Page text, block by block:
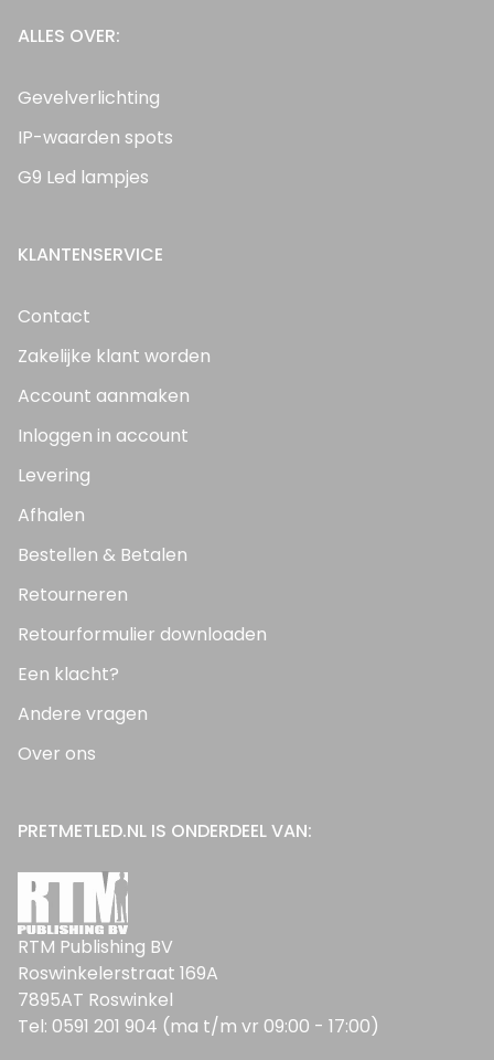
ALLES OVER:
Gevelverlichting
IP-waarden spots
G9 Led lampjes
KLANTENSERVICE
Contact
Zakelijke klant worden
Account aanmaken
Inloggen in account
Levering
Afhalen
Bestellen & Betalen
Retourneren
Retourformulier downloaden
Een klacht?
Andere vragen
Over ons
PRETMETLED.NL IS ONDERDEEL VAN:
RTM Publishing BV
Roswinkelerstraat 169A
7895AT Roswinkel
Tel: 0591 201 904 (ma t/m vr 09:00 - 17:00)